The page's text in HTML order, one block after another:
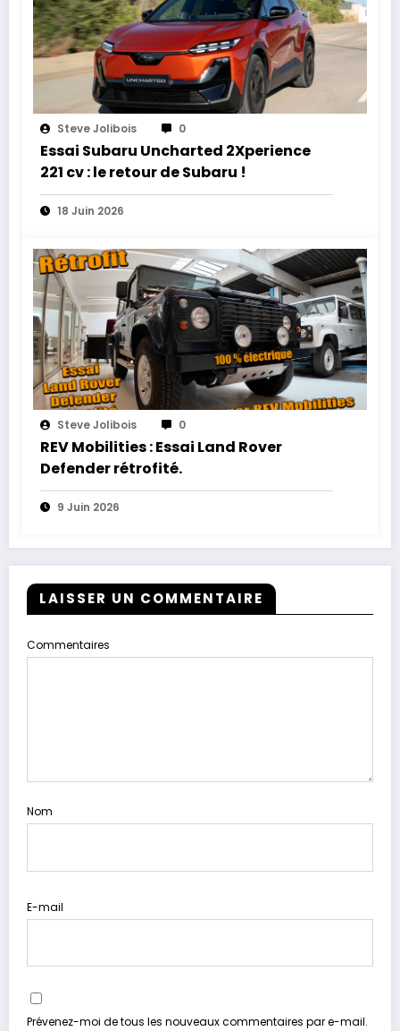
Steve Jolibois 0
Essai Subaru Uncharted 2Xperience
221 cv : le retour de Subaru !
18 Juin 2026
Steve Jolibois 0
REV Mobilities : Essai Land Rover
Defender rétrofité.
9 Juin 2026
LAISSER UN COMMENTAIRE
Commentaires
Nom
E-mail
Prévenez-moi de tous les nouveaux commentaires par e-mail.